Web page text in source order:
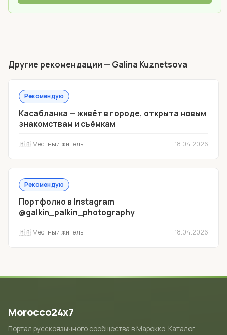
Другие рекомендации — Galina Kuznetsova
Рекомендую
Касабланка — живёт в городе, открыта новым
знакомствам и съёмкам
🇲🇦 Местный житель 18.04.2026
Рекомендую
Портфолио в Instagram
@galkin_palkin_photography
🇲🇦 Местный житель 18.04.2026
Morocco24x7
Портал русскоязычного сообщества в Марокко. Каталог